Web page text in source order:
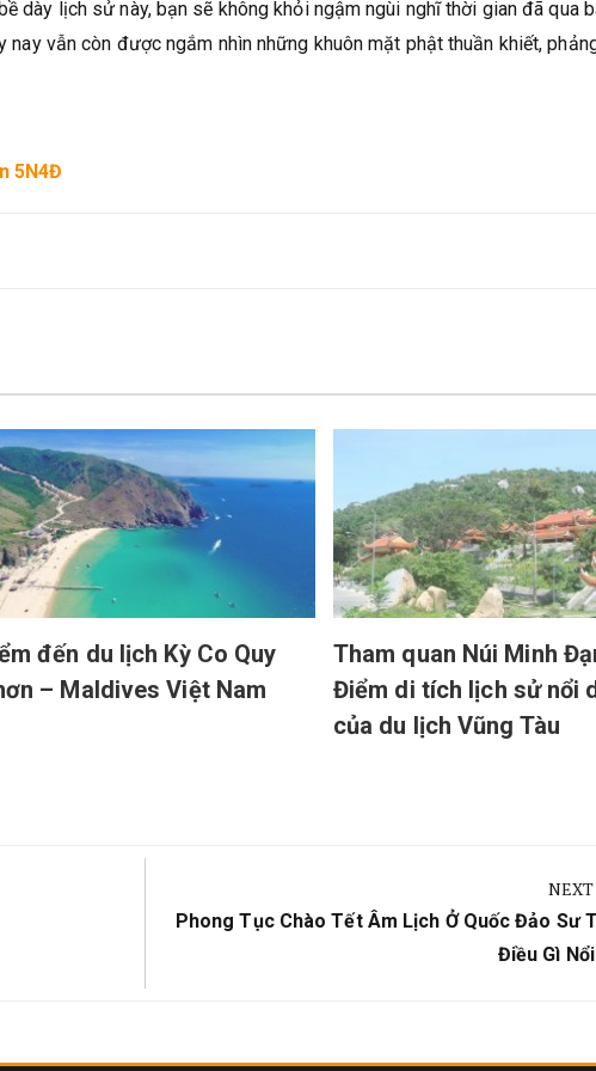
dày lịch sử này, bạn sẽ không khỏi ngậm ngùi nghĩ thời gian đã qua
nay vẫn còn được ngắm nhìn những khuôn mặt phật thuần khiết,
5N4Đ
đến du lịch Kỳ Co Quy
– Maldives Việt Nam
Tham quan Núi Minh
Điểm di tích lịch sử nổi
của du lịch Vũng Tàu
NEXT
Next
Phong Tục Chào Tết Âm Lịch Ở Quốc Đảo Sư
Điều Gì